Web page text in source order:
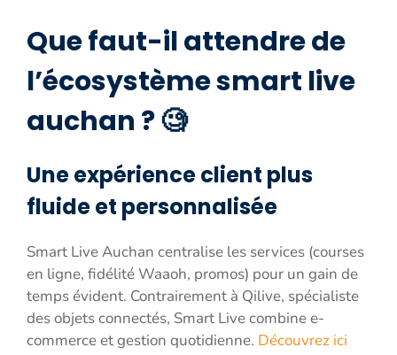
Que faut-il attendre de
l’écosystème smart live
auchan ? 🧐
Une expérience client plus
fluide et personnalisée
Smart Live Auchan centralise les services (courses
en ligne, fidélité Waaoh, promos) pour un gain de
temps évident. Contrairement à Qilive, spécialiste
des objets connectés, Smart Live combine e-
commerce et gestion quotidienne. Découvrez ici